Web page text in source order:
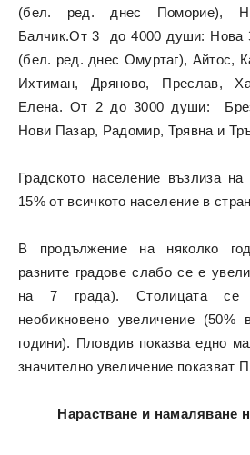
(бел. ред. днес Поморие),
Балчик.От 3 до 4000 души: Нова
(бел. ред. днес Омуртаг), Айтос,
Ихтиман, Дряново, Преслав,
Елена. От 2 до 3000 души:
Нови Пазар, Радомир, Трявна и
Градското население възлиза
15% от всичкото население в
В продължение на няколко
разните градове слабо се е
на 7 града). Столицата се
необикновено увеличение
години). Пловдив показва едно
значително увеличение показват
Нарастване и намаляване